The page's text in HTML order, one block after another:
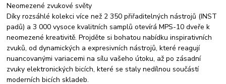
Neomezené zvukové světy
Díky rozsáhlé kolekci více než 2 350 přiřaditelných nástrojů (INST
padů) a 3 000 vysoce kvalitních samplů otevírá MPS-10 dveře k
neomezené kreativitě. Projděte si bohatou nabídku inspirativních
zvuků, od dynamických a expresivních nástrojů, které reagují
nuancovanými variacemi na sílu vašeho útoku, až po zásadní
zvuky elektronických bicích, které se staly nedílnou součástí
moderních bicích skladeb.